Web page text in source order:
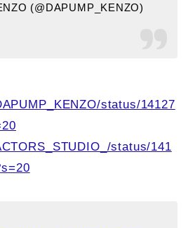
(@DAPUMP_KENZO)
status/14127
status/141